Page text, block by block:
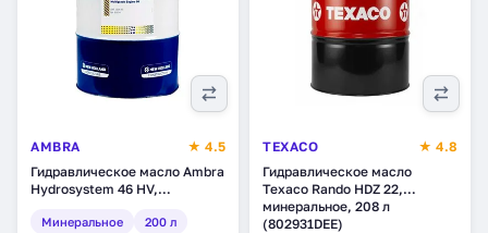
AMBRA
★ 4.5
Гидравлическое масло Ambra
Hydrosystem 46 HV,
Минеральное 200 л
TEXACO
★ 4.8
Гидравлическое масло
Texaco Rando HDZ 22,
минеральное, 208 л
(802931DEE)